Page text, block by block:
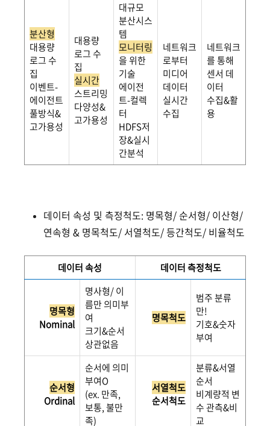
분산형
대용량
로그 수
집
이벤트-
에이전트
풀방식&
고가용성
대용량
로그 수
집
실시간
스트리밍
다양성&
고가용성
대규모
분산시스
템
모니터링
을 위한
기술
에이전
트-컬렉
터
HDFS저
장&실시
간분석
네트워크
로부터
미디어
데이터
실시간
수집
네트워크
를 통해
센서 데
이터
수집&활
용
데이터 속성 및 측정척도: 명목형/ 순서형/ 이산형/
연속형 & 명목척도/ 서열척도/ 등간척도/ 비율척도
데이터 속성 데이터 측정척도
명목형
Nominal
명사형/ 이
름만 의미부
여
크기&순서
상관없음
명목척도
범주 분류
만!
기호&숫자
부여
순서형
Ordinal
순서에 의미
부여O
(ex. 만족,
보통, 불만
족)
서열척도
순서척도
분류&서열
순서
비계량적 변
수 관측&비
교